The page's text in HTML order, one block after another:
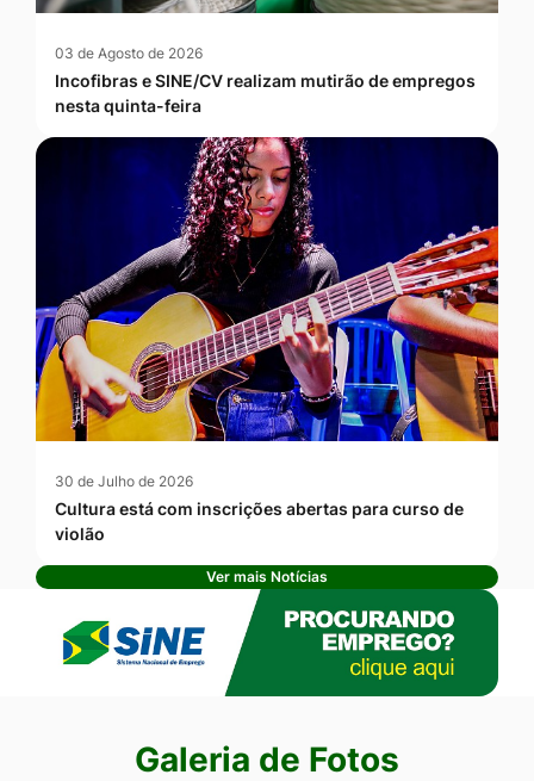
03 de Agosto de 2026
Incofibras e SINE/CV realizam mutirão de empregos
nesta quinta-feira
30 de Julho de 2026
Cultura está com inscrições abertas para curso de
violão
Ver mais Notícias
Seção Galeria de Fotos
Galeria de Fotos